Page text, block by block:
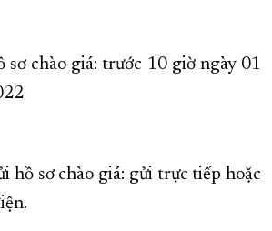
sơ chào giá: trước 10 giờ ngày 01
hồ sơ chào giá: gửi trực tiếp hoặc